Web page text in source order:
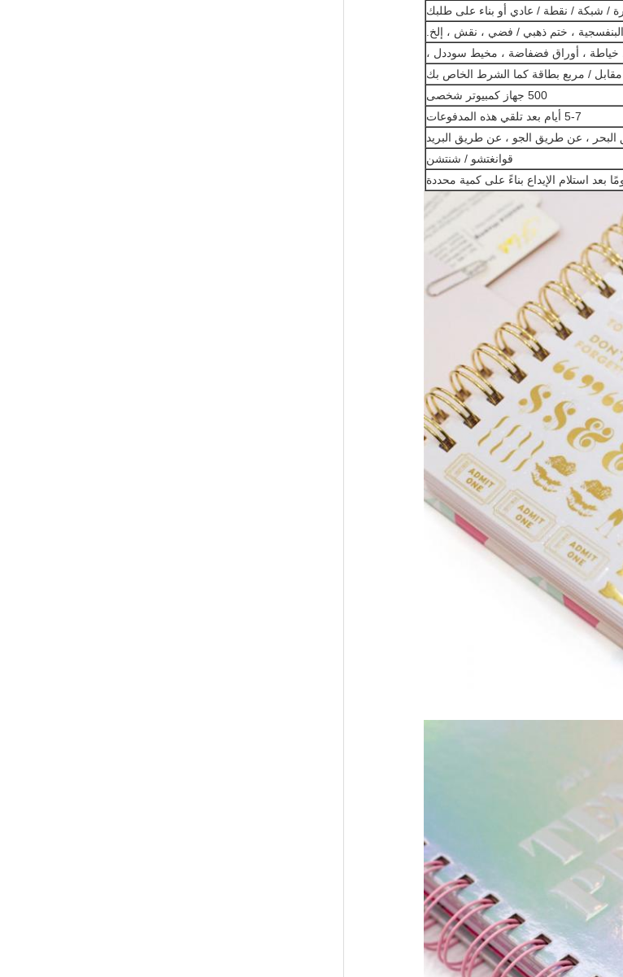
/ شبكة / نقطة / عادي أو بناء على طلبك
، ختم ذهبي / فضي ، نقش ، إلخ.
خياطة ، أوراق فضفاضة ، مخيط سوددل ،
/ مربع بطاقة كما الشرط الخاص بك
500 جهاز كمبيوتر شخصى
5-7 أيام بعد تلقي هذه المدفوعات
، عن طريق الجو ، عن طريق البريد
قوانغتشو / شنتشن